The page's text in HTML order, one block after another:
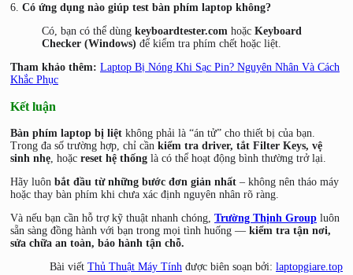
6. Có ứng dụng nào giúp test bàn phím laptop không?
Có, bạn có thể dùng keyboardtester.com hoặc Keyboard
Checker (Windows) để kiểm tra phím chết hoặc liệt.
Tham khảo thêm: Laptop Bị Nóng Khi Sạc Pin? Nguyên Nhân Và Cách
Khắc Phục
Kết luận
Bàn phím laptop bị liệt không phải là “án tử” cho thiết bị của bạn.
Trong đa số trường hợp, chỉ cần kiểm tra driver, tắt Filter Keys, vệ
sinh nhẹ, hoặc reset hệ thống là có thể hoạt động bình thường trở lại.
Hãy luôn bắt đầu từ những bước đơn giản nhất – không nên tháo máy
hoặc thay bàn phím khi chưa xác định nguyên nhân rõ ràng.
Và nếu bạn cần hỗ trợ kỹ thuật nhanh chóng, Trường Thịnh Group luôn
sẵn sàng đồng hành với bạn trong mọi tình huống — kiểm tra tận nơi,
sửa chữa an toàn, bảo hành tận chỗ.
Bài viết Thủ Thuật Máy Tính được biên soạn bởi: laptopgiare.top